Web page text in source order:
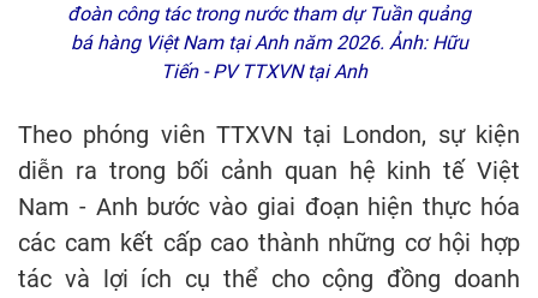
đoàn công tác trong nước tham dự Tuần quảng
bá hàng Việt Nam tại Anh năm 2026. Ảnh: Hữu
Tiến - PV TTXVN tại Anh
Theo phóng viên TTXVN tại London, sự kiện
diễn ra trong bối cảnh quan hệ kinh tế Việt
Nam - Anh bước vào giai đoạn hiện thực hóa
các cam kết cấp cao thành những cơ hội hợp
tác và lợi ích cụ thể cho cộng đồng doanh